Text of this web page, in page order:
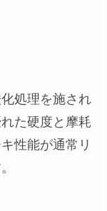
処理を施され
た硬度と摩耗
性能が通常リ